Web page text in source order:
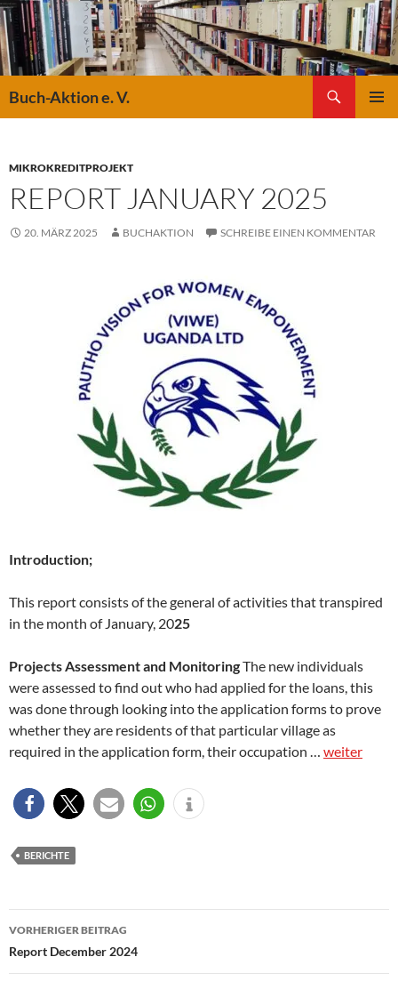
Buch-Aktion e. V.
MIKROKREDITPROJEKT
REPORT JANUARY 2025
20. MÄRZ 2025 BUCHAKTION SCHREIBE EINEN KOMMENTAR
Introduction;
This report consists of the general of activities that transpired
in the month of January, 2025
Projects Assessment and MonitoringThe new individuals
were assessed to find out who had applied for the loans, this
was done through looking into the application forms to prove
whether they are residents of that particular village as
required in the application form, their occupation … weiter
BERICHTE
Beitragsnavigation
VORHERIGER BEITRAG
Report December 2024